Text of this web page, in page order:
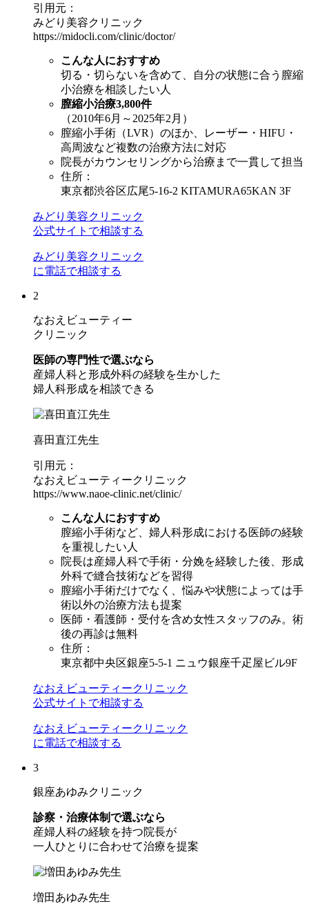
引用元：
みどり美容クリニック
https://midocli.com/clinic/doctor/
こんな人におすすめ
切る・切らないを含めて、自分の状態に合う膣縮
小治療を相談したい人
膣縮小治療3,800件
（2010年6月～2025年2月）
膣縮小手術（LVR）のほか、レーザー・HIFU・
高周波など複数の治療方法に対応
院長がカウンセリングから治療まで一貫して担当
住所：
東京都渋谷区広尾5-16-2 KITAMURA65KAN 3F
みどり美容クリニック
公式サイトで相談する
みどり美容クリニック
に電話で相談する
2
なおえビューティー
クリニック
医師の専門性で選ぶなら
産婦人科と形成外科の経験を生かした
婦人科形成を相談できる
喜田直江先生
引用元：
なおえビューティークリニック
https://www.naoe-clinic.net/clinic/
こんな人におすすめ
膣縮小手術など、婦人科形成における医師の経験
を重視したい人
院長は産婦人科で手術・分娩を経験した後、形成
外科で縫合技術などを習得
膣縮小手術だけでなく、悩みや状態によっては手
術以外の治療方法も提案
医師・看護師・受付を含め女性スタッフのみ。術
後の再診は無料
住所：
東京都中央区銀座5-5-1 ニュウ銀座千疋屋ビル9F
なおえビューティークリニック
公式サイトで相談する
なおえビューティークリニック
に電話で相談する
3
銀座あゆみクリニック
診察・治療体制で選ぶなら
産婦人科の経験を持つ院長が
一人ひとりに合わせて治療を提案
増田あゆみ先生